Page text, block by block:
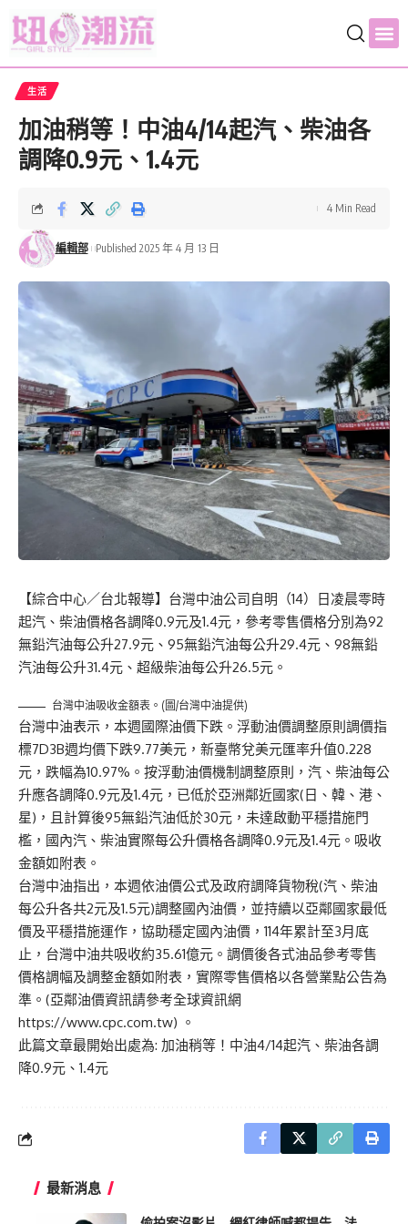
生活
加油稍等！中油4/14起汽、柴油各
調降0.9元、1.4元
編輯部 Published 2025 年 4 月 13 日
4 Min Read
【綜合中心／台北報導】台灣中油公司自明（14）日凌晨零時
起汽、柴油價格各調降0.9元及1.4元，參考零售價格分別為92
無鉛汽油每公升27.9元、95無鉛汽油每公升29.4元、98無鉛
汽油每公升31.4元、超級柴油每公升26.5元。
台灣中油吸收金額表。(圖/台灣中油提供)
台灣中油表示，本週國際油價下跌。浮動油價調整原則調價指
標7D3B週均價下跌9.77美元，新臺幣兌美元匯率升值0.228
元，跌幅為10.97%。按浮動油價機制調整原則，汽、柴油每公
升應各調降0.9元及1.4元，已低於亞洲鄰近國家(日、韓、港、
星)，且計算後95無鉛汽油低於30元，未達啟動平穩措施門
檻，國內汽、柴油實際每公升價格各調降0.9元及1.4元。吸收
金額如附表。
台灣中油指出，本週依油價公式及政府調降貨物稅(汽、柴油
每公升各共2元及1.5元)調整國內油價，並持續以亞鄰國家最低
價及平穩措施運作，協助穩定國內油價，114年累計至3月底
止，台灣中油共吸收約35.61億元。調價後各式油品參考零售
價格調幅及調整金額如附表，實際零售價格以各營業點公告為
準。(亞鄰油價資訊請參考全球資訊網
https://www.cpc.com.tw) 。
此篇文章最開始出處為: 加油稍等！中油4/14起汽、柴油各調
降0.9元、1.4元
最新消息